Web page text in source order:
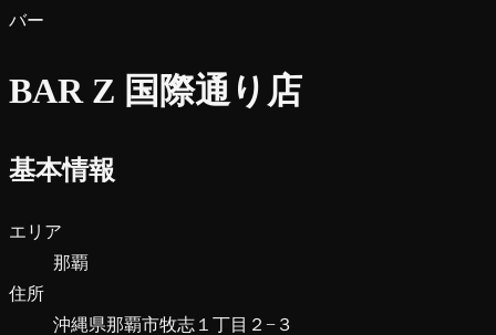
バー
BAR Z 国際通り店
基本情報
エリア
那覇
住所
沖縄県那覇市牧志１丁目２−３